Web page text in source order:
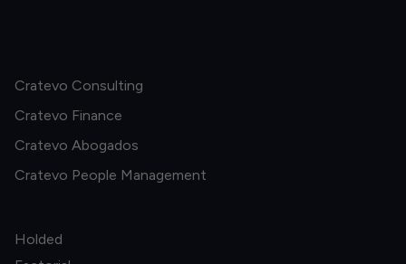
Cratevo Consulting
Cratevo Finance
Cratevo Abogados
Cratevo People Management
Holded